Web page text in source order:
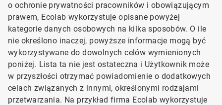
o ochronie prywatności pracowników i obowiązującym
prawem, Ecolab wykorzystuje opisane powyżej
kategorie danych osobowych na kilka sposobów. O ile
nie określono inaczej, powyższe informacje mogą być
wykorzystywane do dowolnych celów wymienionych
poniżej. Lista ta nie jest ostateczna i Użytkownik może
w przyszłości otrzymać powiadomienie o dodatkowych
celach związanych z innymi, określonymi rodzajami
przetwarzania. Na przykład firma Ecolab wykorzystuje